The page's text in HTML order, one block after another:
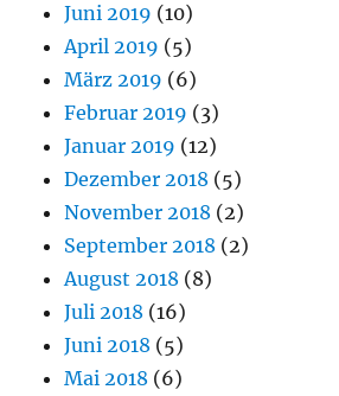
Juni 2019 (10)
April 2019 (5)
März 2019 (6)
Februar 2019 (3)
Januar 2019 (12)
Dezember 2018 (5)
November 2018 (2)
September 2018 (2)
August 2018 (8)
Juli 2018 (16)
Juni 2018 (5)
Mai 2018 (6)